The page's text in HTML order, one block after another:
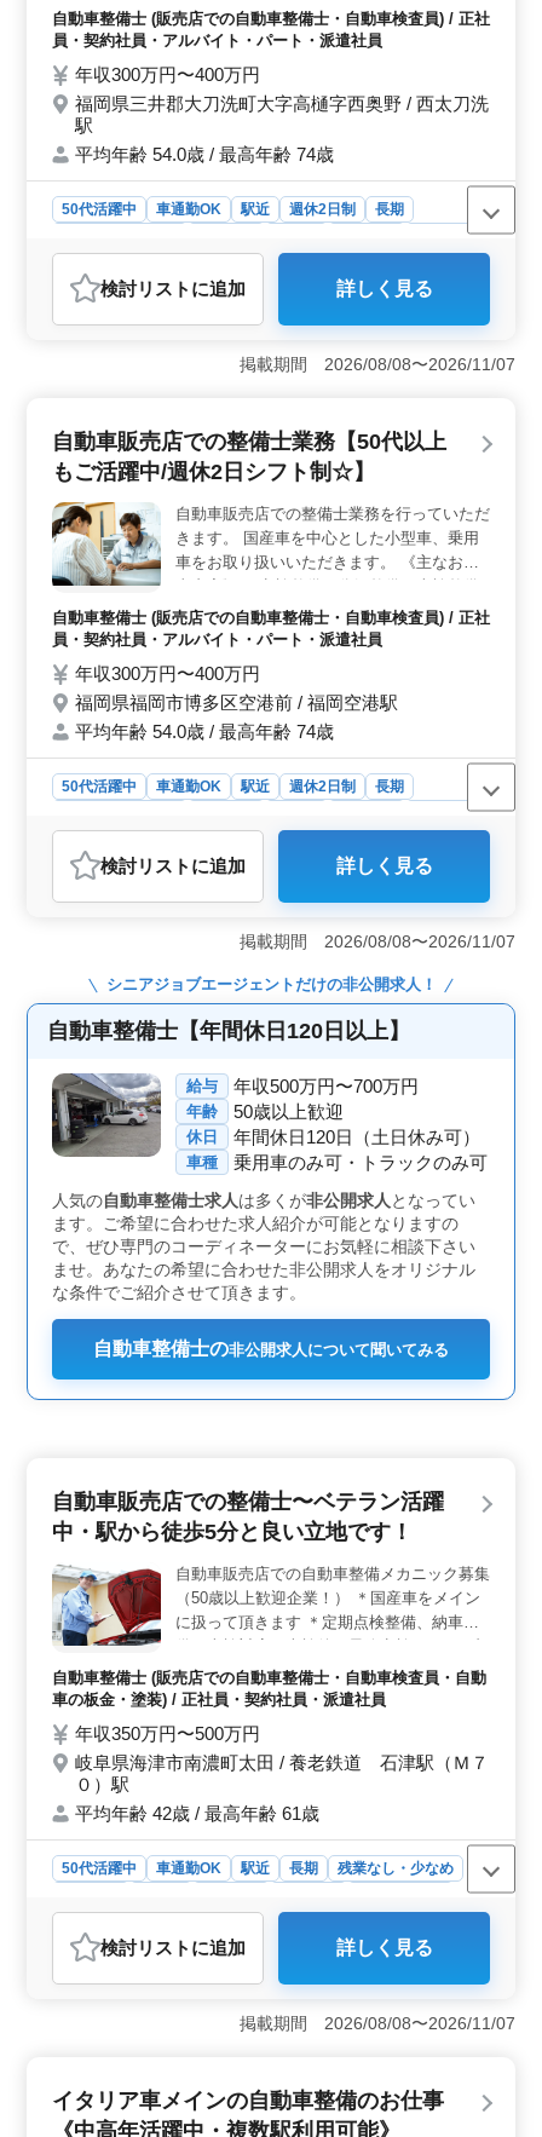
アップを目指しましょう。
備 ・部品の交換、取り付け、補修 ＊50代以
上の方も積極採用中！ ＊週休2日シフト制で
お問い合わせください。 皆様のご応募、お
待ちしております！
自動車整備士 (販売店での自動車整備士・自動車検査員) / 正社
員・契約社員・アルバイト・パート・派遣社員
年収300万円〜400万円
福岡県三井郡大刀洗町大字高樋字西奥野 / 西太刀洗
駅
平均年齢 54.0歳 / 最高年齢 74歳
50代活躍中 車通勤OK 駅近 週休2日制
長期
派遣社員
自動車整備士
おすすめポイント
＜シニア層活躍中＞ 当社では、50代以上の方々が多数
活躍しています。豊富な経験や知識を持つシニア層が、
会社の中核を支える存在として重要な役割を果たしてい
制を導入し、仕事とプライベートのバランスを重視して
います。残業も少なめであり、自分の時間を大切にしな
とや、駅からのアクセスが良い点も、通勤のストレスを
軽減します。 ＜キャリアアップの機会＞ 経験豊富
な先輩方との知識共有や研修制度を通じて、技術や知識
の向上を図ることができます。さらに、年2回の賞与やキ
ャリアパスの機会も豊富であり、自己成長を目指しなが
ら、長く安定して働くことができます。
検討リスト に追加 詳しく見る
掲載期間 2026/08/08〜2026/11/07
自動車販売店での整備士業務【50代以上
もご活躍中/週休2日シフト制☆】
自動車販売店での整備士業務を行っていただ
きます。 国産車を中心とした小型車、乗用
車をお取り扱いいただきます。 《主なお仕
・部品の交換、取り付け、補修 ＊50代以上
の方も積極採用中！ ＊週休2日シフト制でお
やすい☆ まずはお気になる点、お問い合わ
せください。 皆様のご応募、お待ちしてお
ります！
自動車整備士 (販売店での自動車整備士・自動車検査員) / 正社
員・契約社員・アルバイト・パート・派遣社員
年収300万円〜400万円
福岡県福岡市博多区空港前 / 福岡空港駅
平均年齢 54.0歳 / 最高年齢 74歳
50代活躍中 車通勤OK 駅近 週休2日制
長期
派遣社員
自動車整備士
おすすめポイント
＜豊富な経験を活かせる整備士のお仕事＞ 自動車販売
店での整備士業務を担当し、点検整備や車検整備などの
作業を行います。国産車を中心とした小型車や乗用車の
整備に携わり、長年の経験と技術を活かしてください。
50代以上の方も歓迎し、幅広い年齢層が活躍中で
す。 ＜働きやすさ抜群の待遇＞ 週休2日のシフト制
で、土日祝休みなど充実の休日取得が可能です。また、
無料駐車場完備で車通勤もOKです。福岡空港駅から徒歩
圏内で通勤も便利です。給与面では通勤手当の全額支給
や年2回の賞与もあり、安定した生活を支えます。 ＜
安定した企業でのキャリア＞ 福岡県内の自動車販売、
整備、板金塗装事業を展開する企業でのお仕事です。平
ます。安定した職場環境で長く活躍できるチャンスで
す。
検討リスト に追加 詳しく見る
掲載期間 2026/08/08〜2026/11/07
シニアジョブエージェントだけの非公開求人！
自動車整備士【年間休日120日以上】
給与 年収500万円〜700万円
年齢 50歳以上歓迎
休日 年間休日120日（土日休み可）
車種 乗用車のみ可・トラックのみ可
人気の自動車整備士求人は多くが非公開求人 となってい
ます。ご希望に合わせた求人紹介が可能となりますの
で、ぜひ専門のコーディネーターにお気軽に相談下さい
ませ。あなたの希望に合わせた非公開求人をオリジナル
な条件でご紹介させて頂きます。
自動車整備士の非公開求人について聞いてみる
自動車販売店での整備士〜ベテラン活躍
中・駅から徒歩5分と良い立地です！
自動車販売店での自動車整備メカニック募集
（50歳以上歓迎企業！） ＊国産車をメイン
に扱って頂きます ＊定期点検整備、納車整
備、車検対応、車検後の最終点検 ＊トラブ
ルシューティング時の整備業務全般 ＊点検
箇所・問題のあった箇所・処置方法などお客
す！ 車通勤可能、駅からも徒歩5分と良立
地！ 今までの経験を活かして頂ける方のご
自動車整備士 (販売店での自動車整備士・自動車検査員・自動
車の板金・塗装) / 正社員・契約社員・派遣社員
年収350万円〜500万円
岐阜県海津市南濃町太田 / 養老鉄道 石津駅（Ｍ７
０）駅
平均年齢 42歳 / 最高年齢 61歳
50代活躍中 車通勤OK 駅近 長期
残業なし・少なめ
おすすめポイント
＜立地条件＞ 駅から徒歩5分の好立地で通勤ラクラクで
す！仕事終わりにはすぐに帰宅できる便利な環境です。
周辺には買い物や飲食店など生活に便利な施設も充実し
ており、働く環境と生活の両立が叶います。 ＜経
安心して業務に取り組める環境が整っています。また、
年齢に関係なく、これまでの経験やスキルを活かして新
検討リスト に追加 詳しく見る
掲載期間 2026/08/08〜2026/11/07
イタリア車メインの自動車整備のお仕事
《中高年活躍中・複数駅利用可能》